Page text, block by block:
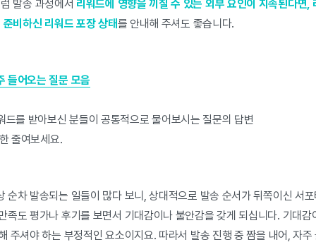
발송 과정에서 리워드에 영향을 끼칠 수 있는 외부 요인이 지속된다면,
비하신 리워드 포장 상태를 안내해 주셔도 좋습니다.
들어오는 질문 모음
드를 받아보신 분들이 공통적으로 물어보시는 질문의 답변
줄여보세요.
순차 발송되는 일들이 많다 보니, 상대적으로 발송 순서가 뒤쪽이신 서
족도 평가나 후기를 보면서 기대감이나 불안감을 갖게 되십니다. 기대
주셔야 하는 부정적인 요소이지요. 따라서 발송 진행 중 짬을 내어, 자